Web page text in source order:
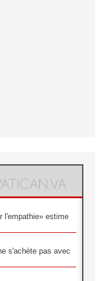
l'empathie» estime
s'achète pas avec